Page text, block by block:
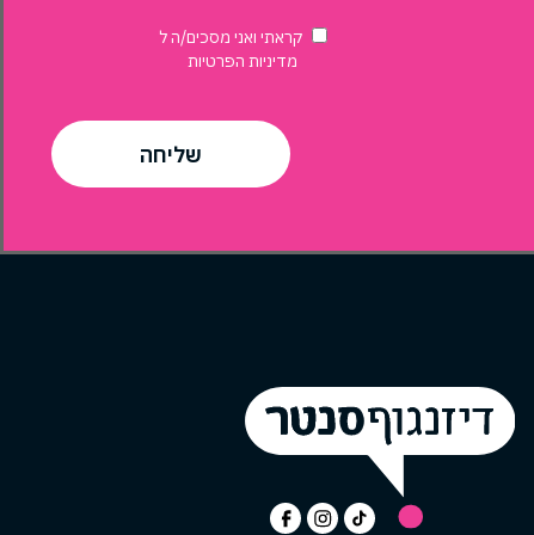
בשוק קראתי ואני מסכים/ה ל
מדיניות הפרטיות